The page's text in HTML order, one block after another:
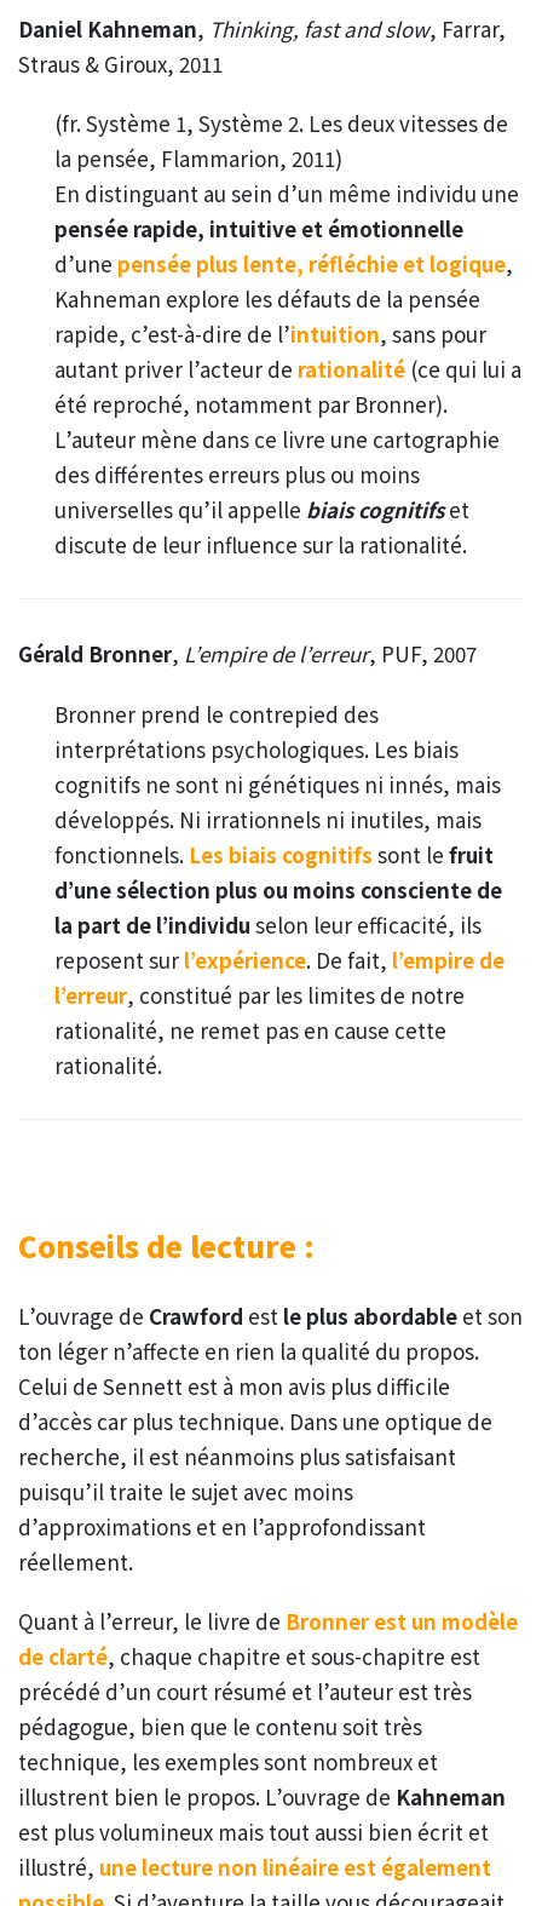
Daniel Kahneman, Thinking, fast and slow, Farrar,
Straus & Giroux, 2011
(fr. Système 1, Système 2. Les deux vitesses de
la pensée, Flammarion, 2011)
En distinguant au sein d’un même individu une
pensée rapide, intuitive et émotionnelle
d’une pensée plus lente, réfléchie et logique,
Kahneman explore les défauts de la pensée
rapide, c’est-à-dire de l’intuition, sans pour
autant priver l’acteur de rationalité (ce qui lui a
été reproché, notamment par Bronner).
L’auteur mène dans ce livre une cartographie
des différentes erreurs plus ou moins
universelles qu’il appelle biais cognitifset
discute de leur influence sur la rationalité.
Gérald Bronner, L’empire de l’erreur, PUF, 2007
Bronner prend le contrepied des
interprétations psychologiques. Les biais
cognitifs ne sont ni génétiques ni innés, mais
développés. Ni irrationnels ni inutiles, mais
fonctionnels. Les biais cognitifs sont le fruit
d’une sélection plus ou moins consciente de
la part de l’individu selon leur efficacité, ils
reposent sur l’expérience. De fait, l’empire de
l’erreur, constitué par les limites de notre
rationalité, ne remet pas en cause cette
rationalité.
Conseils de lecture :
L’ouvrage de Crawford est le plus abordable et son
ton léger n’affecte en rien la qualité du propos.
Celui de Sennett est à mon avis plus difficile
d’accès car plus technique. Dans une optique de
recherche, il est néanmoins plus satisfaisant
puisqu’il traite le sujet avec moins
d’approximations et en l’approfondissant
réellement.
Quant à l’erreur, le livre de Bronner est un modèle
de clarté, chaque chapitre et sous-chapitre est
précédé d’un court résumé et l’auteur est très
pédagogue, bien que le contenu soit très
technique, les exemples sont nombreux et
illustrent bien le propos. L’ouvrage de Kahneman
est plus volumineux mais tout aussi bien écrit et
illustré, une lecture non linéaire est également